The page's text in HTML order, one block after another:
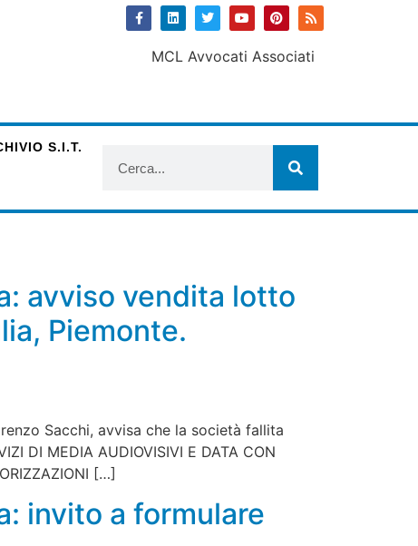
S.I.T.
avviso vendita lotto
Piemonte.
Sacchi, avvisa che la società fallita
DI MEDIA AUDIOVISIVI E DATA CON
[…]
invito a formulare